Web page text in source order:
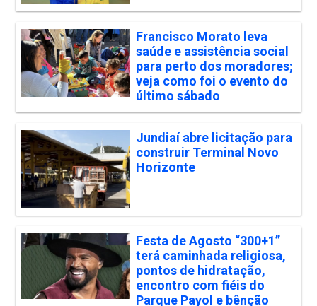
Francisco Morato leva
saúde e assistência social
para perto dos moradores;
veja como foi o evento do
último sábado
Jundiaí abre licitação para
construir Terminal Novo
Horizonte
Festa de Agosto “300+1”
terá caminhada religiosa,
pontos de hidratação,
encontro com fiéis do
Parque Payol e bênção